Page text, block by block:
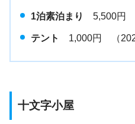
1泊素泊まり 5,500円
テント 1,000円 （
十文字小屋